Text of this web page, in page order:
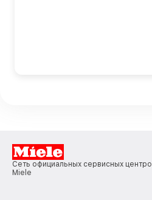
Сеть официальных сервисных
Miele